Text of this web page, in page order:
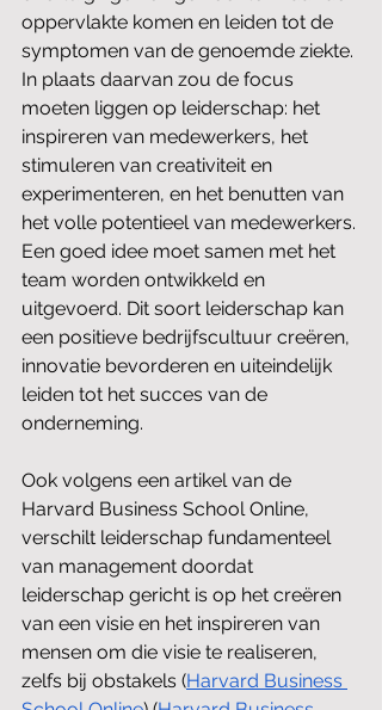
oppervlakte komen en leiden tot de
symptomen van de genoemde ziekte.
In plaats daarvan zou de focus
moeten liggen op leiderschap: het
inspireren van medewerkers, het
stimuleren van creativiteit en
experimenteren, en het benutten van
het volle potentieel van medewerkers.
Een goed idee moet samen met het
team worden ontwikkeld en
uitgevoerd. Dit soort leiderschap kan
een positieve bedrijfscultuur creëren,
innovatie bevorderen en uiteindelijk
leiden tot het succes van de
onderneming.
Ook volgens een artikel van de
Harvard Business School Online,
verschilt leiderschap fundamenteel
van management doordat
leiderschap gericht is op het creëren
van een visie en het inspireren van
mensen om die visie te realiseren,
zelfs bij obstakels​ (Harvard Business